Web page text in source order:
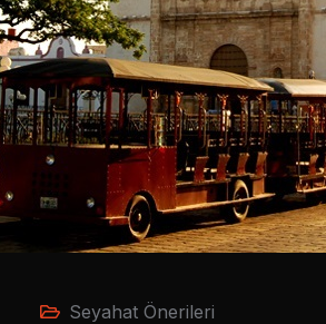
Seyahat Önerileri